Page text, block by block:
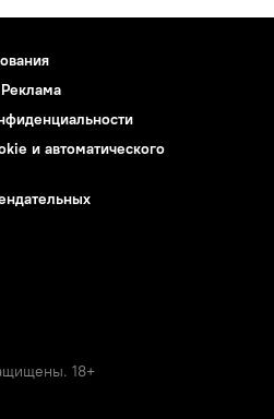
Реклама
и автоматического
18+